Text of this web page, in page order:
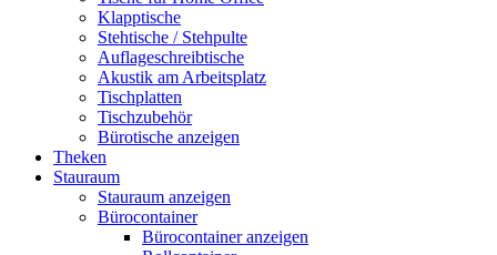
Klapptische
Stehtische / Stehpulte
Auflageschreibtische
Akustik am Arbeitsplatz
Tischplatten
Tischzubehör
Bürotische anzeigen
Theken
Stauraum
Stauraum anzeigen
Bürocontainer
Bürocontainer anzeigen